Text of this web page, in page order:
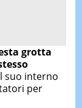
grotta
suo interno
per